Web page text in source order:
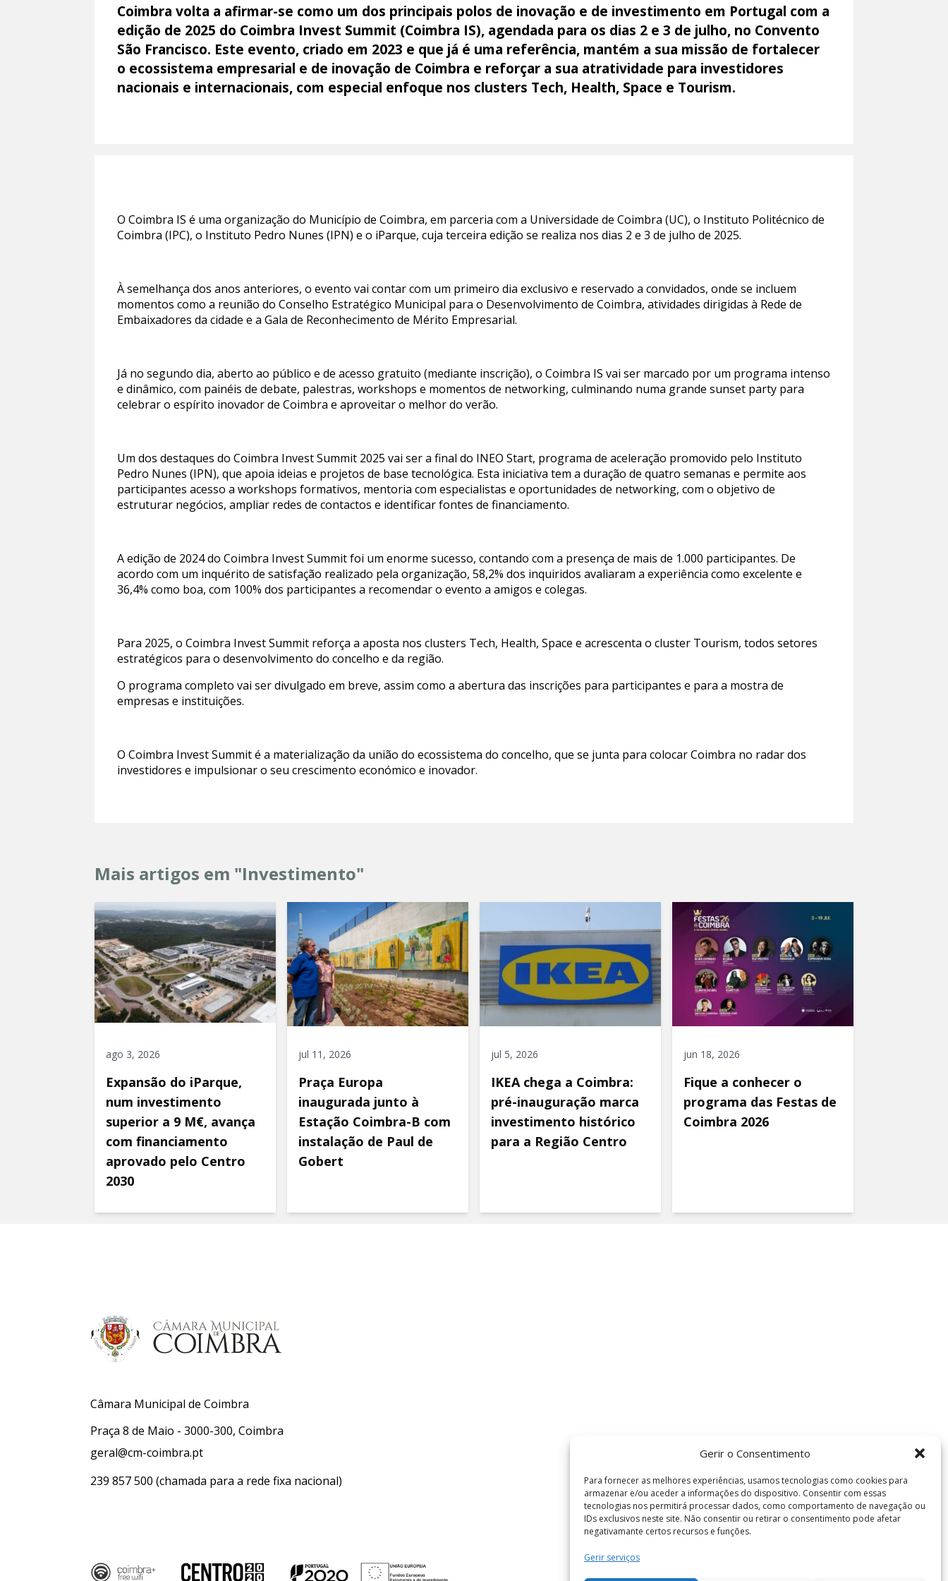
Gerir o Consentimento
Para fornecer as melhores experiências, usamos tecnologias como cookies para
armazenar e/ou aceder a informações do dispositivo. Consentir com essas
tecnologias nos permitirá processar dados, como comportamento de navegação ou
IDs exclusivos neste site. Não consentir ou retirar o consentimento pode afetar
negativamante certos recursos e funções.
Gerir serviços
Coimbra volta a afirmar-se como um dos principais polos de inovação e de investimento em Portugal com a
edição de 2025 do Coimbra Invest Summit (Coimbra IS), agendada para os dias 2 e 3 de julho, no Convento
São Francisco. Este evento, criado em 2023 e que já é uma referência, mantém a sua missão de fortalecer
o ecossistema empresarial e de inovação de Coimbra e reforçar a sua atratividade para investidores
nacionais e internacionais, com especial enfoque nos clusters Tech, Health, Space e Tourism.
O Coimbra IS é uma organização do Município de Coimbra, em parceria com a Universidade de Coimbra (UC), o Instituto Politécnico de
Coimbra (IPC), o Instituto Pedro Nunes (IPN) e o iParque, cuja terceira edição se realiza nos dias 2 e 3 de julho de 2025.
À semelhança dos anos anteriores, o evento vai contar com um primeiro dia exclusivo e reservado a convidados, onde se incluem
momentos como a reunião do Conselho Estratégico Municipal para o Desenvolvimento de Coimbra, atividades dirigidas à Rede de
Embaixadores da cidade e a Gala de Reconhecimento de Mérito Empresarial.
Já no segundo dia, aberto ao público e de acesso gratuito (mediante inscrição), o Coimbra IS vai ser marcado por um programa intenso
e dinâmico, com painéis de debate, palestras, workshops e momentos de networking, culminando numa grande sunset party para
celebrar o espírito inovador de Coimbra e aproveitar o melhor do verão.
Um dos destaques do Coimbra Invest Summit 2025 vai ser a final do INEO Start, programa de aceleração promovido pelo Instituto
Pedro Nunes (IPN), que apoia ideias e projetos de base tecnológica. Esta iniciativa tem a duração de quatro semanas e permite aos
participantes acesso a workshops formativos, mentoria com especialistas e oportunidades de networking, com o objetivo de
estruturar negócios, ampliar redes de contactos e identificar fontes de financiamento.
A edição de 2024 do Coimbra Invest Summit foi um enorme sucesso, contando com a presença de mais de 1.000 participantes. De
acordo com um inquérito de satisfação realizado pela organização, 58,2% dos inquiridos avaliaram a experiência como excelente e
36,4% como boa, com 100% dos participantes a recomendar o evento a amigos e colegas.
Para 2025, o Coimbra Invest Summit reforça a aposta nos clusters Tech, Health, Space e acrescenta o cluster Tourism, todos setores
estratégicos para o desenvolvimento do concelho e da região.
O programa completo vai ser divulgado em breve, assim como a abertura das inscrições para participantes e para a mostra de
empresas e instituições.
O Coimbra Invest Summit é a materialização da união do ecossistema do concelho, que se junta para colocar Coimbra no radar dos
investidores e impulsionar o seu crescimento económico e inovador.
Mais artigos em "Investimento"
ago 3, 2026
Expansão do iParque,
num investimento
superior a 9 M€, avança
com financiamento
aprovado pelo Centro
2030
jul 11, 2026
Praça Europa
inaugurada junto à
Estação Coimbra-B com
instalação de Paul de
Gobert
jul 5, 2026
IKEA chega a Coimbra:
pré-inauguração marca
investimento histórico
para a Região Centro
jun 18, 2026
Fique a conhecer o
programa das Festas de
Coimbra 2026
Câmara Municipal de Coimbra
Praça 8 de Maio - 3000-300, Coimbra
geral@cm-coimbra.pt
239 857 500 (chamada para a rede fixa nacional)